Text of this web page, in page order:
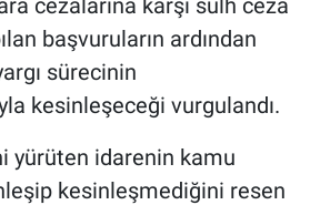
cezalarına karşı sulh ceza
başvuruların ardından
sürecinin
kesinleşeceği vurgulandı.
yürüten idarenin kamu
kesinleşmediğini resen